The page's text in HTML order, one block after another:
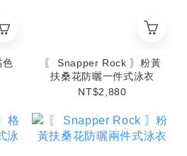
色
〖 Snapper Rock 〗粉黃
扶桑花防曬一件式泳衣
NT$2,880